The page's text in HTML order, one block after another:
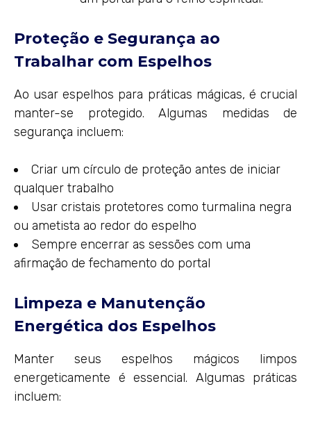
Proteção e Segurança ao
Trabalhar com Espelhos
Ao usar espelhos para práticas mágicas, é crucial
manter-se protegido. Algumas medidas de
segurança incluem:
Criar um círculo de proteção antes de iniciar
qualquer trabalho
Usar cristais protetores como turmalina negra
ou ametista ao redor do espelho
Sempre encerrar as sessões com uma
afirmação de fechamento do portal
Limpeza e Manutenção
Energética dos Espelhos
Manter seus espelhos mágicos limpos
energeticamente é essencial. Algumas práticas
incluem: